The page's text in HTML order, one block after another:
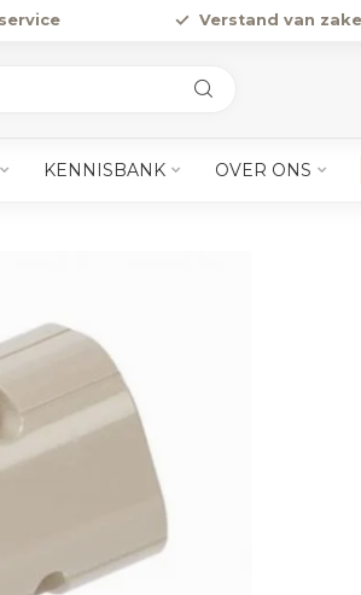
Verstand van
KENNISBANK OVER ONS